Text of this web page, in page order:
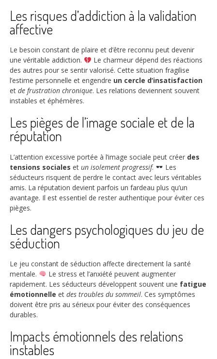
Les risques d’addiction à la validation
affective
Le besoin constant de plaire et d’être reconnu peut devenir
une véritable addiction.
Le charmeur dépend des réactions
des autres pour se sentir valorisé. Cette situation fragilise
l’estime personnelle et engendre un cercle d’insatisfaction
et de frustration chronique. Les relations deviennent souvent
instables et éphémères.
Les pièges de l’image sociale et de la
réputation
L’attention excessive portée à l’image sociale peut créer des
tensions sociales et un isolement progressif.
Les
séducteurs risquent de perdre le contact avec leurs véritables
amis. La réputation devient parfois un fardeau plus qu’un
avantage. Il est essentiel de rester authentique pour éviter ces
pièges.
Les dangers psychologiques du jeu de
séduction
Le jeu constant de séduction affecte directement la santé
mentale.
Le stress et l’anxiété peuvent augmenter
rapidement. Les séducteurs développent souvent une fatigue
émotionnelle et des troubles du sommeil. Ces symptômes
doivent être pris au sérieux pour éviter des conséquences
durables.
Impacts émotionnels des relations
instables